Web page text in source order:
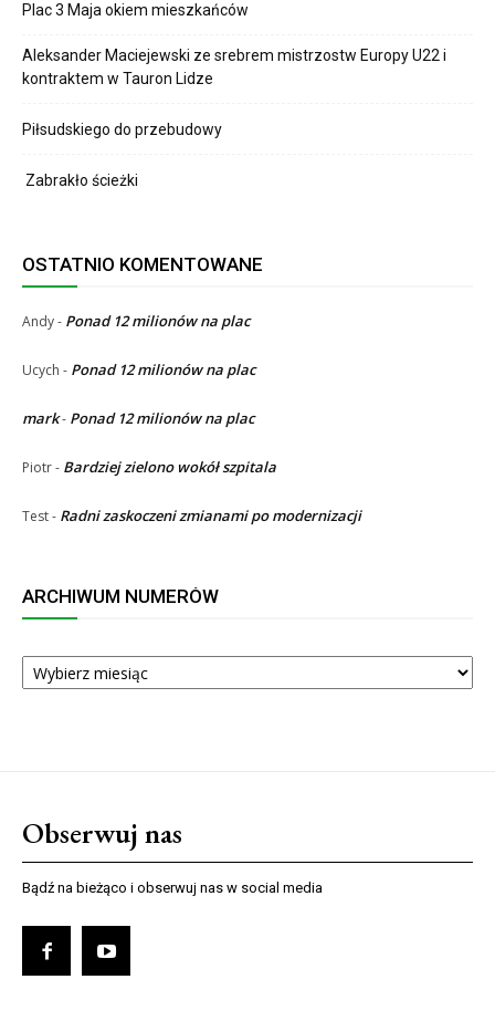
Plac 3 Maja okiem mieszkańców
Aleksander Maciejewski ze srebrem mistrzostw Europy U22 i
kontraktem w Tauron Lidze
Piłsudskiego do przebudowy
Zabrakło ścieżki
OSTATNIO KOMENTOWANE
Andy- Ponad 12 milionów na plac
Ucych - Ponad 12 milionów na plac
mark- Ponad 12 milionów na plac
Piotr- Bardziej zielono wokół szpitala
Test- Radni zaskoczeni zmianami po modernizacji
ARCHIWUM NUMERÓW
ARCHIWUM
NUMERÓW
Obserwuj nas
Bądź na bieżąco i obserwuj nas w social media